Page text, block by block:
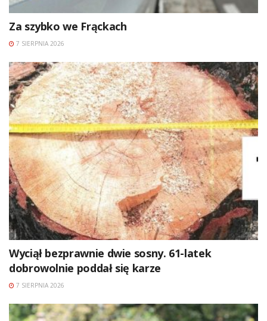
Za szybko we Frąckach
7 SIERPNIA 2026
Wyciął bezprawnie dwie sosny. 61-latek
dobrowolnie poddał się karze
7 SIERPNIA 2026